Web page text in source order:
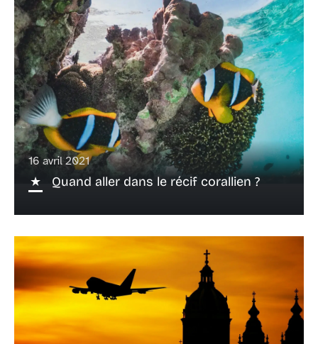
16 avril 2021
Quand aller dans le récif corallien ?